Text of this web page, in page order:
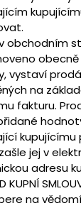
obchodním
vystaví
na
fakturu.
kupujícímu
jej v
adresu
KUPNÍ
na